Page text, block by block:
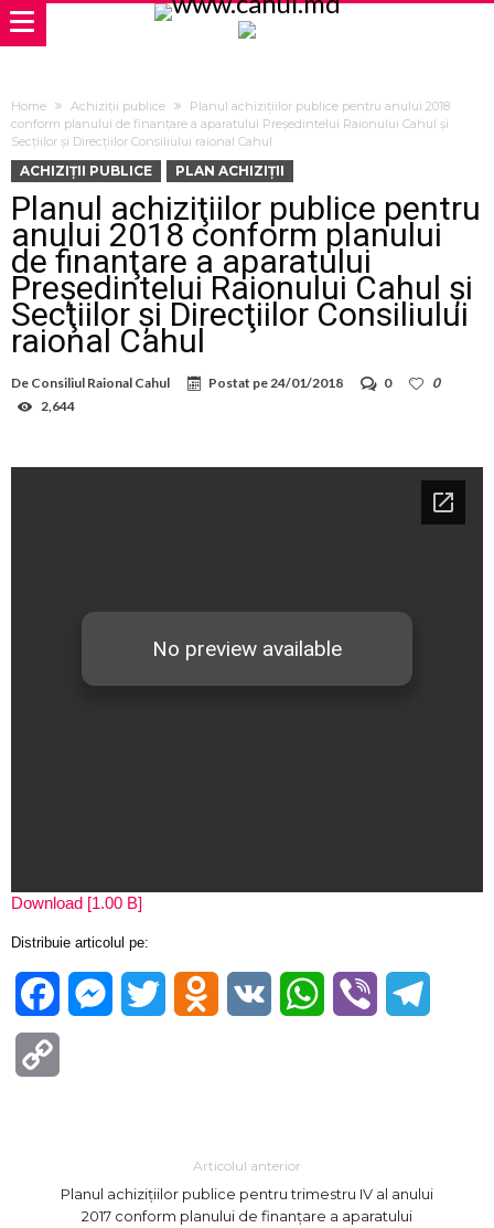
Home Achiziții publice
Planul achiziţiilor publice pentru anului 2018
conform planului de finanţare a aparatului Preşedintelui Raionului Cahul şi
Secţiilor şi Direcţiilor Consiliului raional Cahul
ACHIZIȚII PUBLICE PLAN ACHIZIȚII
Planul achiziţiilor publice pentru
anului 2018 conform planului
de finanţare a aparatului
Preşedintelui Raionului Cahul şi
Secţiilor şi Direcţiilor Consiliului
raional Cahul
De Consiliul Raional Cahul Postat pe24/01/2018 0
0
2,644
Download [1.00 B]
Distribuie articolul pe:
FacebookMessenger
Twitter Odnoklassniki
VK WhatsApp
Viber
Articolul anterior
Planul achiziţiilor publice pentru trimestru IV al anului
2017 conform planului de finanţare a aparatului